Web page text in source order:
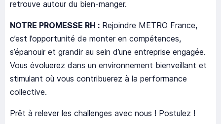
retrouve autour du bien-manger.
NOTRE PROMESSE RH : Rejoindre METRO France,
c’est l’opportunité de monter en compétences,
s’épanouir et grandir au sein d’une entreprise engagée.
Vous évoluerez dans un environnement bienveillant et
stimulant où vous contribuerez à la performance
collective.
Prêt à relever les challenges avec nous ! Postulez !